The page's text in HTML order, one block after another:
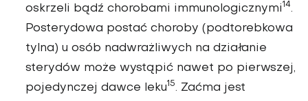
oskrzeli bądź choro­bami immunologicznymi14.
Posterydowa postać cho­roby (podtorebkowa
tylna) u osób nadwrażliwych na działanie
sterydów może wystąpić nawet po pierwszej,
pojedynczej dawce leku15. Zaćma jest